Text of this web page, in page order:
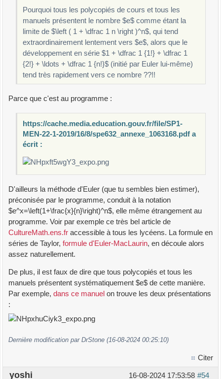
Pourquoi tous les polycopiés de cours et tous les
manuels présentent le nombre $e$ comme étant la
limite de $\left ( 1 + \dfrac 1 n \right )^n$, qui tend
extraordinairement lentement vers $e$, alors que le
développement en série $1 + \dfrac 1 {1!} + \dfrac 1
{2!} + \ldots + \dfrac 1 {n!}$ (initié par Euler lui-même)
tend très rapidement vers ce nombre ??!!
Parce que c'est au programme :
https://cache.media.education.gouv.fr/file/SP1-
MEN-22-1-2019/16/8/spe632_annexe_1063168.pdf a
écrit :
D'ailleurs la méthode d'Euler (que tu sembles bien estimer),
préconisée par le programme, conduit à la notation
$e^x=\left(1+\frac{x}{n}\right)^n$, elle même étrangement au
programme. Voir par exemple ce très bel article de
CultureMath.ens.fr accessible à tous les lycéens. La formule en
séries de Taylor, formule d'Euler-MacLaurin, en découle alors
assez naturellement.
De plus, il est faux de dire que tous polycopiés et tous les
manuels présentent systématiquement $e$ de cette manière.
Par exemple, dans ce manuel on trouve les deux présentations
:
Dernière modification par DrStone (16-08-2024 00:25:10)
Citer
#54
16-08-2024 17:53:58
yoshi